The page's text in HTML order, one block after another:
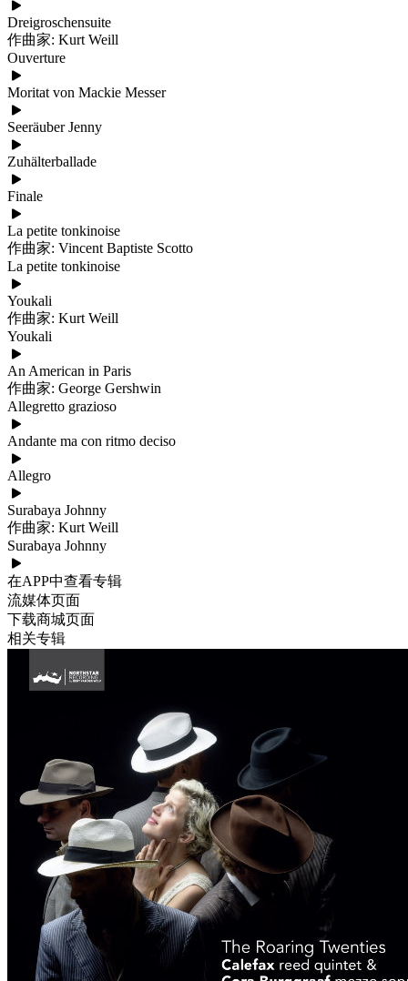
Dreigroschensuite
作曲家: Kurt Weill
Ouverture
Moritat von Mackie Messer
Seeräuber Jenny
Zuhälterballade
Finale
La petite tonkinoise
作曲家: Vincent Baptiste Scotto
La petite tonkinoise
Youkali
作曲家: Kurt Weill
Youkali
An American in Paris
作曲家: George Gershwin
Allegretto grazioso
Andante ma con ritmo deciso
Allegro
Surabaya Johnny
作曲家: Kurt Weill
Surabaya Johnny
在APP中查看专辑
流媒体页面
下载商城页面
相关专辑